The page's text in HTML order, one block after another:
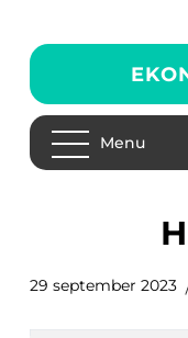
Menu
29 september 2023